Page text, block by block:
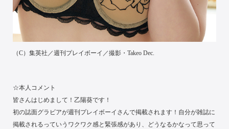
（C）集英社／週刊プレイボーイ／撮影・Takeo Dec.
☆本人コメント
皆さんはじめまして！乙陽葵です！
初の誌面グラビアが週刊プレイボーイさんで掲載されます！自分が雑誌に
掲載されるっていうワクワク感と緊張感があり、どうなるかなって思って